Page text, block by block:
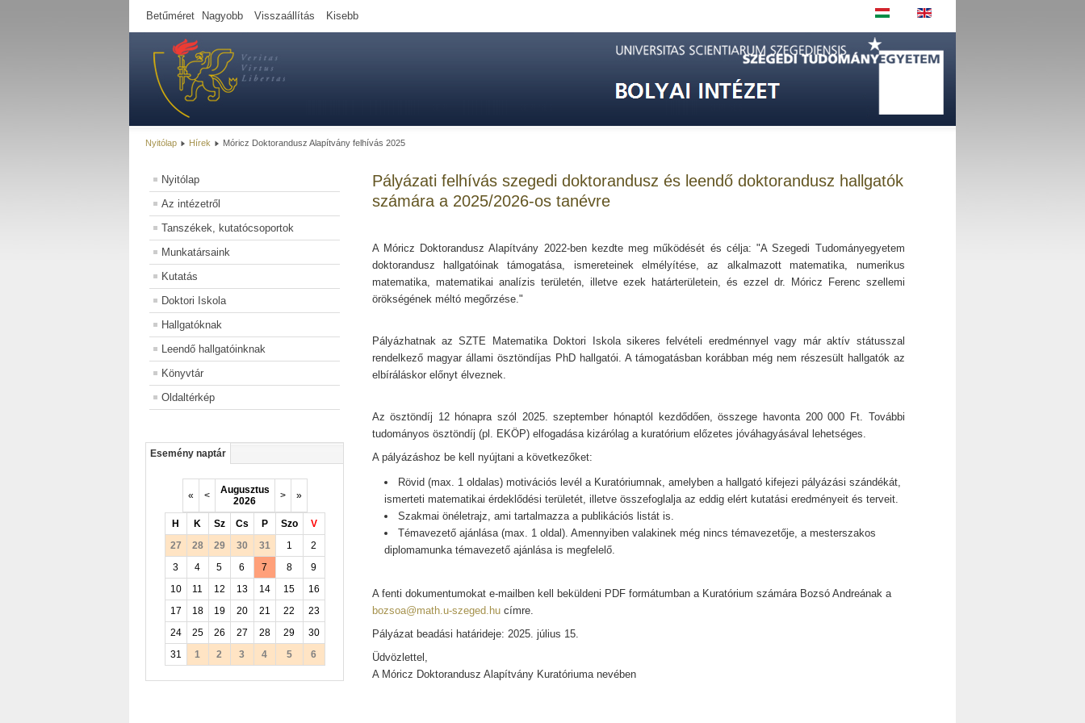
Betűméret Nagyobb Visszaállítás Kisebb
Nyitólap Hírek Móricz Doktorandusz Alapítvány felhívás 2025
Nyitólap
Az intézetről
Tanszékek, kutatócsoportok
Munkatársaink
Kutatás
Doktori Iskola
Hallgatóknak
Leendő hallgatóinknak
Könyvtár
Oldaltérkép
Esemény naptár
« <
Augusztus
2026
> »
H K Sz Cs P Szo
V
27
28 29 30 31 1
2
3
4 5 6 7 8
9
10
11 12 13 14 15
16
17
18 19 20 21 22
23
24
25 26 27 28 29
30
31
1 2 3 4 5 6
Pályázati felhívás szegedi doktorandusz és leendő doktorandusz hallgatók
számára a 2025/2026-os tanévre
A Móricz Doktorandusz Alapítvány 2022-ben kezdte meg működését és célja: "A Szegedi Tudományegyetem
doktorandusz hallgatóinak támogatása, ismereteinek elmélyítése, az alkalmazott matematika, numerikus
matematika, matematikai analízis területén, illetve ezek határterületein, és ezzel dr. Móricz Ferenc szellemi
örökségének méltó megőrzése."
Pályázhatnak az SZTE Matematika Doktori Iskola sikeres felvételi eredménnyel vagy már aktív státusszal
rendelkező magyar állami ösztöndíjas PhD hallgatói. A támogatásban korábban még nem részesült hallgatók az
elbíráláskor előnyt élveznek.
Az ösztöndíj 12 hónapra szól 2025. szeptember hónaptól kezdődően, összege havonta 200 000 Ft. További
tudományos ösztöndíj (pl. EKÖP) elfogadása kizárólag a kuratórium előzetes jóváhagyásával lehetséges.
A pályázáshoz be kell nyújtani a következőket:
Rövid (max. 1 oldalas) motivációs levél a Kuratóriumnak, amelyben a hallgató kifejezi pályázási szándékát,
ismerteti matematikai érdeklődési területét, illetve összefoglalja az eddig elért kutatási eredményeit és terveit.
Szakmai önéletrajz, ami tartalmazza a publikációs listát is.
Témavezető ajánlása (max. 1 oldal). Amennyiben valakinek még nincs témavezetője, a mesterszakos
diplomamunka témavezető ajánlása is megfelelő.
A fenti dokumentumokat e-mailben kell beküldeni PDF formátumban a Kuratórium számára Bozsó Andreának a
bozsoa@math.u-szeged.hucímre.
Pályázat beadási határideje: 2025. július 15.
Üdvözlettel,
A Móricz Doktorandusz Alapítvány Kuratóriuma nevében